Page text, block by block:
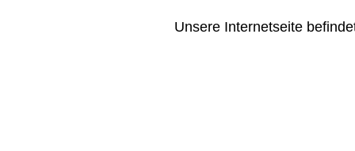
Unsere Internetseite